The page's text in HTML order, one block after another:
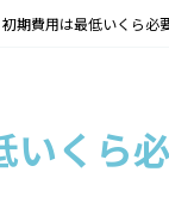
期費用は最低いくら必
くら